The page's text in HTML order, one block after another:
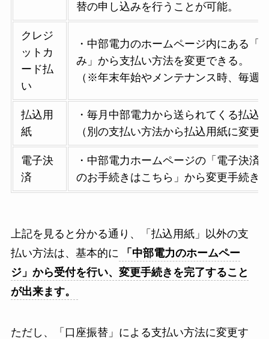
替の申し込みを行うことが可能。
クレジ
ットカ
ード払
い
・中部電力のホームページ内にある「
み」から支払い方法を変更できる。
（※年末年始やメンテナンス時、毎週
払込用
紙
・毎月中部電力から送られてくる払込
（別の支払い方法から払込用紙に変
電子決
済
・中部電力ホームページの「電子決済
のお手続きはこちら」から変更手続き
上記を見ると分かる通り、「払込用紙」以外の支
払い方法は、基本的に
「中部電力のホームペー
ジ」から受付を行い、変更手続きを完了すること
が出来ます。
ただし、「口座振替」による支払い方法に変更す